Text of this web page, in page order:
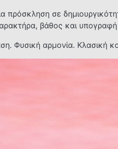
πρόσκληση σε
βάθος και
Φυσική αρμονία. Κλασική